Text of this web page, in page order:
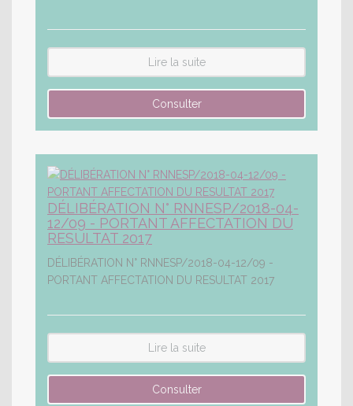
Lire la suite
DÉLIBÉRATION N° RNNESP/2018-04-
12/09 - PORTANT AFFECTATION DU
RESULTAT 2017
DÉLIBÉRATION N° RNNESP/2018-04-12/09 -
PORTANT AFFECTATION DU RESULTAT 2017
Lire la suite